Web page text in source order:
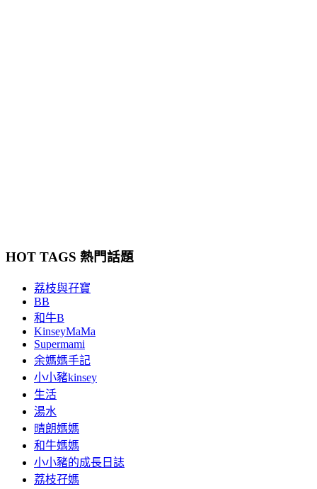
HOT TAGS 熱門話題
荔枝與孖寶
BB
和牛B
KinseyMaMa
Supermami
余媽媽手記
小小豬kinsey
生活
湯水
晴朗媽媽
和牛媽媽
小小豬的成長日誌
荔枝孖媽